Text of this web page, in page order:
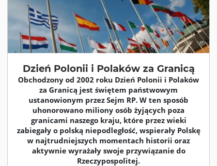
Dzień Polonii i Polaków za Granicą
Obchodzony od 2002 roku Dzień Polonii i Polaków
za Granicą jest świętem państwowym
ustanowionym przez Sejm RP. W ten sposób
uhonorowano miliony osób żyjących poza
granicami naszego kraju, które przez wieki
zabiegały o polską niepodległość, wspierały Polskę
w najtrudniejszych momentach historii oraz
aktywnie wyrażały swoje przywiązanie do
Rzeczypospolitej.